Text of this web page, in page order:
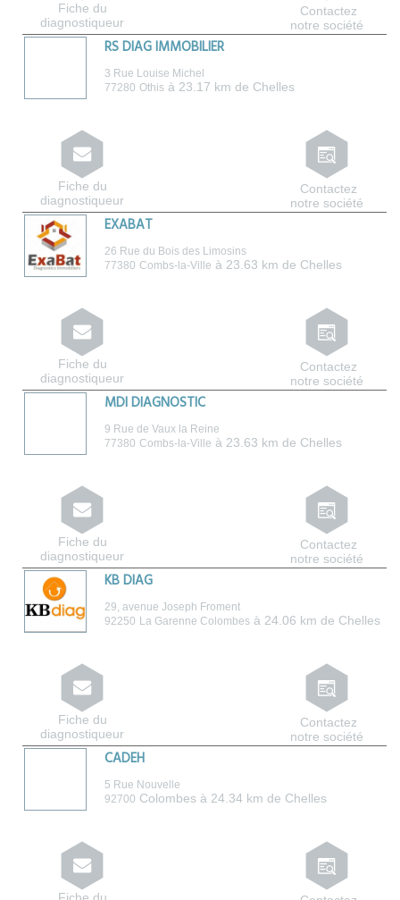
Contactez
notre société
Fiche du
diagnostiqueur
RS DIAG IMMOBILIER
3 Rue Louise Michel
77280 Othis à 23.17 km de Chelles
Contactez
notre société
Fiche du
diagnostiqueur
EXABAT
26 Rue du Bois des Limosins
77380 Combs-la-Ville à 23.63 km de Chelles
Contactez
notre société
Fiche du
diagnostiqueur
MDI DIAGNOSTIC
9 Rue de Vaux la Reine
77380 Combs-la-Ville à 23.63 km de Chelles
Contactez
notre société
Fiche du
diagnostiqueur
KB DIAG
29, avenue Joseph Froment
92250 La Garenne Colombes à 24.06 km de Chelles
Contactez
notre société
Fiche du
diagnostiqueur
CADEH
5 Rue Nouvelle
92700 Colombes à 24.34 km de Chelles